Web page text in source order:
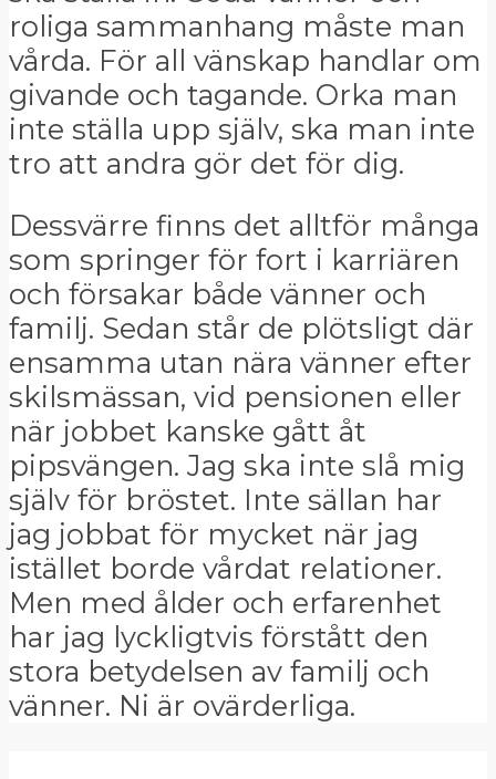
roliga sammanhang måste man
vårda. För all vänskap handlar om
givande och tagande. Orka man
inte ställa upp själv, ska man inte
tro att andra gör det för dig.
Dessvärre finns det alltför många
som springer för fort i karriären
och försakar både vänner och
familj. Sedan står de plötsligt där
ensamma utan nära vänner efter
skilsmässan, vid pensionen eller
när jobbet kanske gått åt
pipsvängen. Jag ska inte slå mig
själv för bröstet. Inte sällan har
jag jobbat för mycket när jag
istället borde vårdat relationer.
Men med ålder och erfarenhet
har jag lyckligtvis förstått den
stora betydelsen av familj och
vänner. Ni är ovärderliga.